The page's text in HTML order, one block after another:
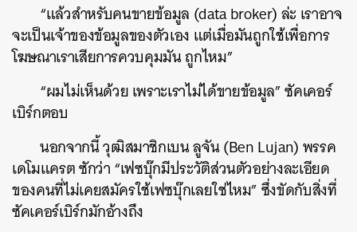
“แล้วสำหรับคนขายข้อมูล (data broker) ล่ะ เราอาจ
จะเป็นเจ้าของข้อมูลของตัวเอง แต่เมื่อมันถูกใช้เพื่อการ
โฆษณาเราเสียการควบคุมมัน ถูกไหม”
“ผมไม่เห็นด้วย เพราะเราไม่ได้ขายข้อมูล” ซัคเคอร์
เบิร์กตอบ
นอกจากนี้ วุฒิสมาชิกเบน ลูจัน (Ben Lujan) พรรค
เดโมแครต ซักว่า “เฟซบุ๊กมีประวัติส่วนตัวอย่างละเอียด
ของคนที่ไม่เคยสมัครใช้เฟซบุ๊กเลยใช่ไหม” ซึ่งขัดกับสิ่งที่
ซัคเคอร์เบิร์กมักอ้างถึง